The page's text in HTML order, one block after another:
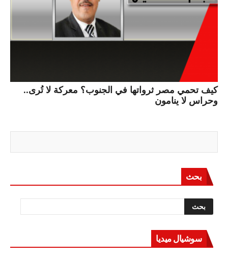
كيف تحمي مصر ثرواتها في الجنوب؟ معركة لا تُرى..
وحراس لا ينامون
بحث
سوشيال ميديا